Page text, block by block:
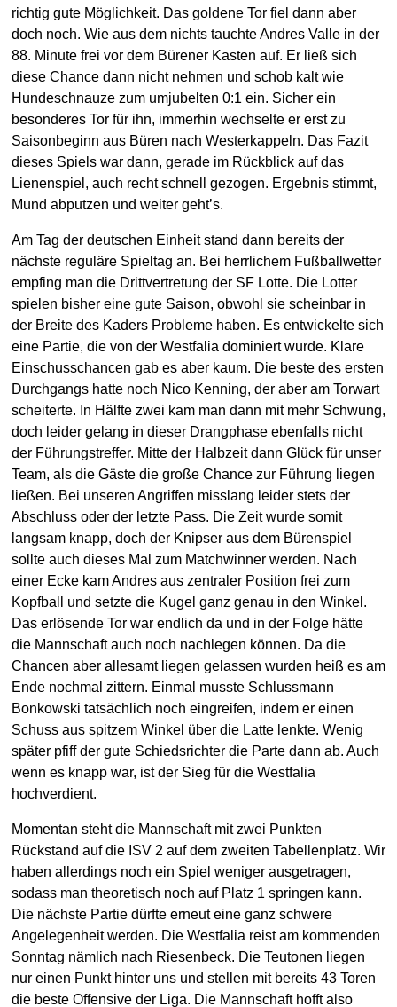
richtig gute Möglichkeit. Das goldene Tor fiel dann aber
doch noch. Wie aus dem nichts tauchte Andres Valle in der
88. Minute frei vor dem Bürener Kasten auf. Er ließ sich
diese Chance dann nicht nehmen und schob kalt wie
Hundeschnauze zum umjubelten 0:1 ein. Sicher ein
besonderes Tor für ihn, immerhin wechselte er erst zu
Saisonbeginn aus Büren nach Westerkappeln. Das Fazit
dieses Spiels war dann, gerade im Rückblick auf das
Lienenspiel, auch recht schnell gezogen. Ergebnis stimmt,
Mund abputzen und weiter geht’s.
Am Tag der deutschen Einheit stand dann bereits der
nächste reguläre Spieltag an. Bei herrlichem Fußballwetter
empfing man die Drittvertretung der SF Lotte. Die Lotter
spielen bisher eine gute Saison, obwohl sie scheinbar in
der Breite des Kaders Probleme haben. Es entwickelte sich
eine Partie, die von der Westfalia dominiert wurde. Klare
Einschusschancen gab es aber kaum. Die beste des ersten
Durchgangs hatte noch Nico Kenning, der aber am Torwart
scheiterte. In Hälfte zwei kam man dann mit mehr Schwung,
doch leider gelang in dieser Drangphase ebenfalls nicht
der Führungstreffer. Mitte der Halbzeit dann Glück für unser
Team, als die Gäste die große Chance zur Führung liegen
ließen. Bei unseren Angriffen misslang leider stets der
Abschluss oder der letzte Pass. Die Zeit wurde somit
langsam knapp, doch der Knipser aus dem Bürenspiel
sollte auch dieses Mal zum Matchwinner werden. Nach
einer Ecke kam Andres aus zentraler Position frei zum
Kopfball und setzte die Kugel ganz genau in den Winkel.
Das erlösende Tor war endlich da und in der Folge hätte
die Mannschaft auch noch nachlegen können. Da die
Chancen aber allesamt liegen gelassen wurden heiß es am
Ende nochmal zittern. Einmal musste Schlussmann
Bonkowski tatsächlich noch eingreifen, indem er einen
Schuss aus spitzem Winkel über die Latte lenkte. Wenig
später pfiff der gute Schiedsrichter die Parte dann ab. Auch
wenn es knapp war, ist der Sieg für die Westfalia
hochverdient.
Momentan steht die Mannschaft mit zwei Punkten
Rückstand auf die ISV 2 auf dem zweiten Tabellenplatz. Wir
haben allerdings noch ein Spiel weniger ausgetragen,
sodass man theoretisch noch auf Platz 1 springen kann.
Die nächste Partie dürfte erneut eine ganz schwere
Angelegenheit werden. Die Westfalia reist am kommenden
Sonntag nämlich nach Riesenbeck. Die Teutonen liegen
nur einen Punkt hinter uns und stellen mit bereits 43 Toren
die beste Offensive der Liga. Die Mannschaft hofft also